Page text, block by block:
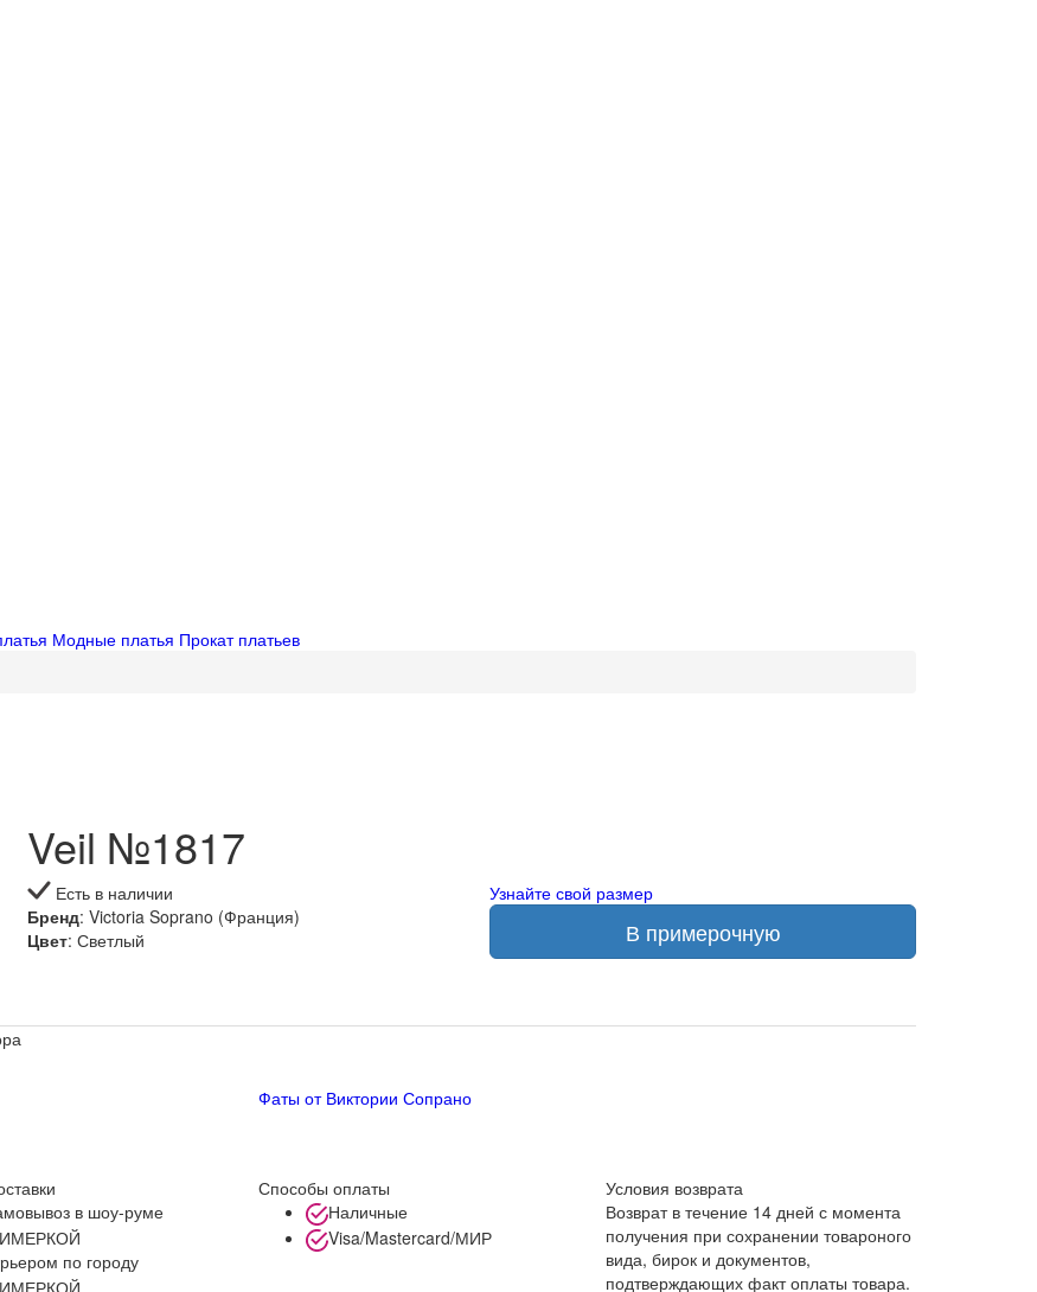
Модные платья Прокат платьев
Veil №1817
Есть в наличии
Бренд: Victoria Soprano (Франция)
Цвет: Светлый
Узнайте свой размер
В примерочную
Фаты от Виктории Сопрано
в шоу-руме
по городу
Способы оплаты
Наличные
Visa/Mastercard/МИР
Условия возврата
Возврат в течение 14 дней с момента
получения при сохранении товароного
вида, бирок и документов,
подтверждающих факт оплаты товара.